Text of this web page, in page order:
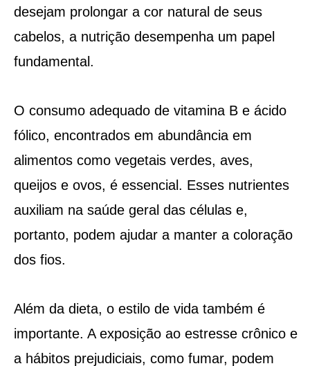
desejam prolongar a cor natural de seus
cabelos, a nutrição desempenha um papel
fundamental.
O consumo adequado de vitamina B e ácido
fólico, encontrados em abundância em
alimentos como vegetais verdes, aves,
queijos e ovos, é essencial. Esses nutrientes
auxiliam na saúde geral das células e,
portanto, podem ajudar a manter a coloração
dos fios.
Além da dieta, o estilo de vida também é
importante. A exposição ao estresse crônico e
a hábitos prejudiciais, como fumar, podem